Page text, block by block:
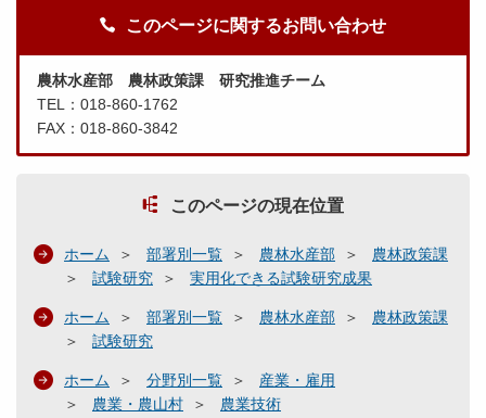
このページに関するお問い合わせ
農林水産部 農林政策課 研究推進チーム
TEL：018-860-1762
FAX：018-860-3842
このページの現在位置
ホーム 部署別一覧 農林水産部
農林政策課
試験研究
実用化できる試験研究成果
ホーム 部署別一覧 農林水産部
農林政策課
試験研究
ホーム 分野別一覧
産業・雇用
農業・農山村
農業技術